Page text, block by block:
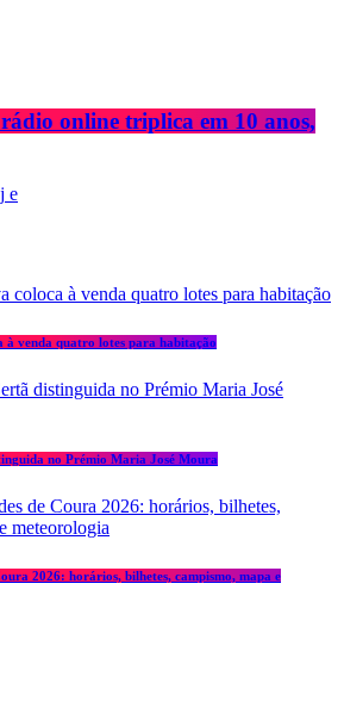
online triplica em 10 anos,
à venda quatro lotes para habitação
no Prémio Maria José Moura
2026: horários, bilhetes, campismo, mapa e